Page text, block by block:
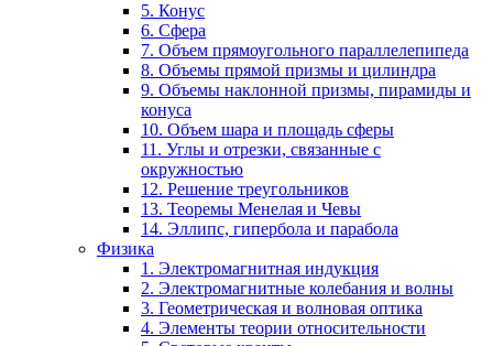
5. Конус
6. Сфера
7. Объем прямоугольного параллелепипеда
8. Объемы прямой призмы и цилиндра
9. Объемы наклонной призмы, пирамиды и
конуса
10. Объем шара и площадь сферы
11. Углы и отрезки, связанные с
окружностью
12. Решение треугольников
13. Теоремы Менелая и Чевы
14. Эллипс, гипербола и парабола
Физика
1. Электромагнитная индукция
2. Электромагнитные колебания и волны
3. Геометрическая и волновая оптика
4. Элементы теории относительности